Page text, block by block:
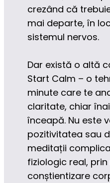
crezând că
mai departe, în
sistemul nervos.
Dar există o altă
Start Calm – o
minute care te
claritate, chiar
înceapă. Nu este
pozitivitatea sau
meditații
fiziologic real,
conștientizare